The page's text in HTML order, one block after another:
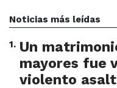
Noticias más leídas
1. Un
mayores fue
violento